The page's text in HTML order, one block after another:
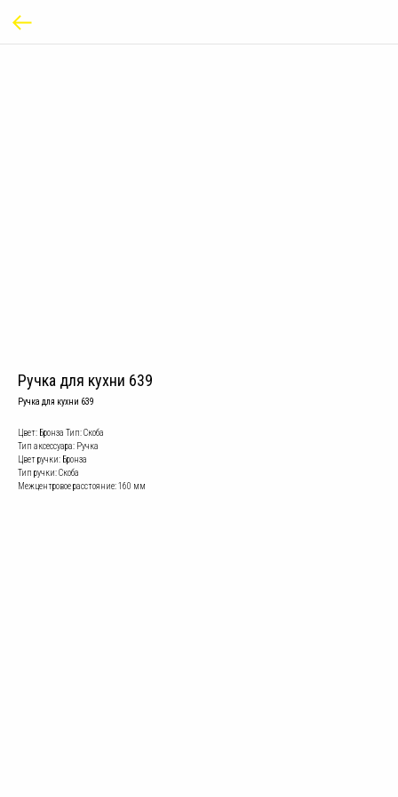
Ручка для кухни 639
Ручка для кухни 639
Цвет: Бронза Тип: Скоба
Тип аксессуара: Ручка
Цвет ручки: Бронза
Тип ручки: Скоба
Межцентровое расстояние: 160 мм